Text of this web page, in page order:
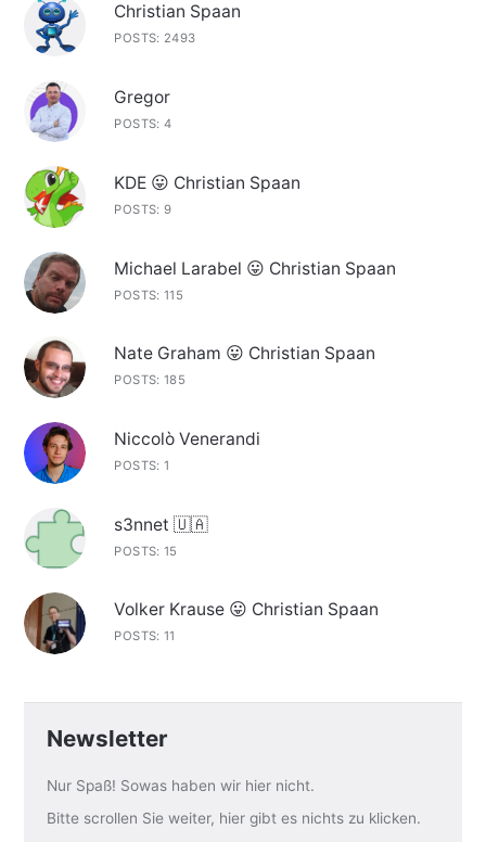
Christian Spaan
POSTS: 2493
Gregor
POSTS: 4
KDE 😛 Christian Spaan
POSTS: 9
Michael Larabel 😛 Christian Spaan
POSTS: 115
Nate Graham 😛 Christian Spaan
POSTS: 185
Niccolò Venerandi
POSTS: 1
s3nnet 🇺🇦
POSTS: 15
Volker Krause 😛 Christian Spaan
POSTS: 11
Newsletter
Nur Spaß! Sowas haben wir hier nicht.
Bitte scrollen Sie weiter, hier gibt es nichts zu klicken.